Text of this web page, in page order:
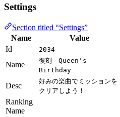
Settings
Section titled “Settings”
Name
Value
Id
2034
Name
復刻 Queen's
Birthday
Desc
好みの楽曲でミッションを
クリアしよう！
Ranking
Name